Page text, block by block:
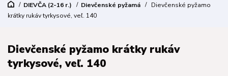
DIEVČA (2-16 r.) Dievčenské pyžamá
Dievčenské pyžamo
krátky rukáv tyrkysové, veľ. 140
Dievčenské pyžamo krátky rukáv
tyrkysové, veľ. 140